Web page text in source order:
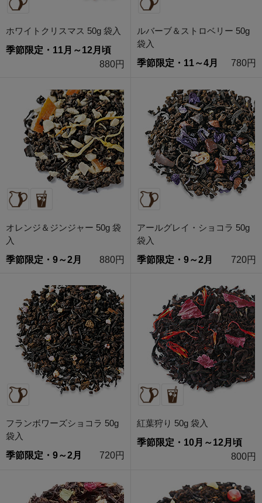
ホワイトクリスマス 50g 袋入
季節限定・11月～12月頃
880円
ルバーブ＆ストロベリー 50g
袋入
季節限定・11～4月
780円
オレンジ＆ジンジャー 50g 袋
入
季節限定・9～2月
880円
アールグレイ・ショコラ 50g
袋入
季節限定・9～2月
720円
フランボワーズショコラ 50g
袋入
季節限定・9～2月
720円
紅葉狩り 50g 袋入
季節限定・10月～12月頃
800円